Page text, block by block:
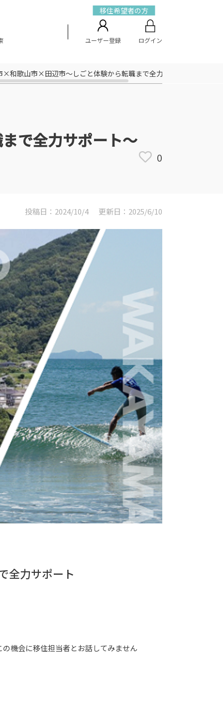
移住希望者の方
ユーザー登録 ログイン
×和歌山市×田辺市～しごと体験から転職まで全力サポート～
で全力サポート～
0
投稿日：2024/10/4 更新日：2025/6/10
全力サポート
機会に移住担当者とお話してみません